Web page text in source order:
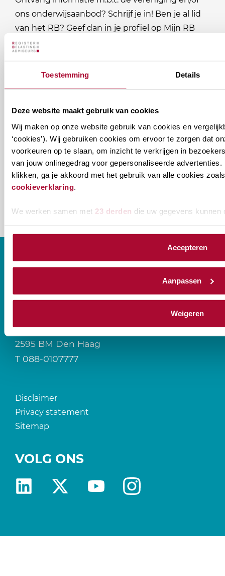
Toestemming Details
Deze website maakt gebruik van cookies
Wij maken op onze website gebruik van cookies en
‘cookies’). Wij gebruiken cookies om ervoor te zorgen dat
voorkeuren op te slaan, om inzicht te verkrijgen in
van jouw onlinegedrag voor gepersonaliseerde advertenties.
klikken, ga je akkoord met het gebruik van alle cookies
cookieverklaring
We werken samen met 23 derden die uw gegevens kunnen
Accepteren
Aanpassen
Weigeren
ons onderwijsaanbod? Schrijf je in! Ben je al lid
van het RB? Geef dan in je profiel op Mijn RB
aan welke nieuwsbrieven je wil ontvangen.
E-mailadres*
naam@bedrijf.nl
nieuwsbrieven
je
willen
ontvangen?
Permanente Educatie nieuwsbrief
CONTACT
Prinses Beatrixlaan 544
2595 BM Den Haag
T 088-0107777
Disclaimer
Privacy statement
Sitemap
VOLG ONS